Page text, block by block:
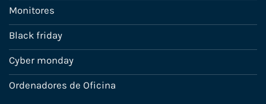
Monitores
Black friday
Cyber monday
Ordenadores de Oficina